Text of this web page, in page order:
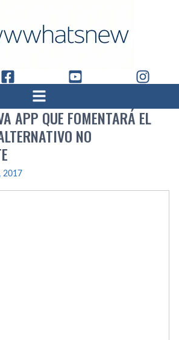
APP QUE FOMENTARÁ EL
NO
2017